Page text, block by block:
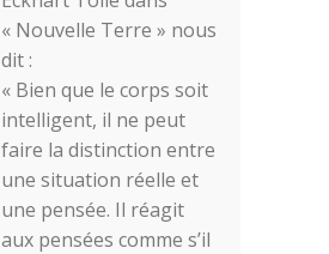
« Nouvelle Terre » nous
dit :
« Bien que le corps soit
intelligent, il ne peut
faire la distinction entre
une situation réelle et
une pensée. Il réagit
aux pensées comme s’il